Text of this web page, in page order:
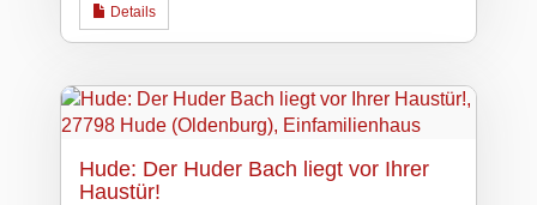
Details
Hude: Der Huder Bach liegt vor Ihrer
Haustür!